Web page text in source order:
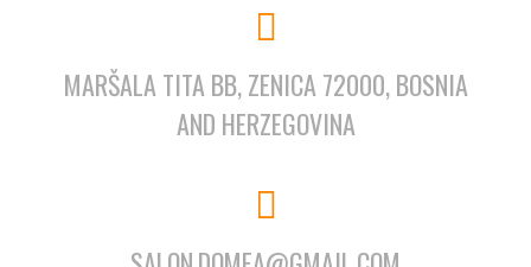
MARŠALA TITA BB, ZENICA 72000, BOSNIA
AND HERZEGOVINA